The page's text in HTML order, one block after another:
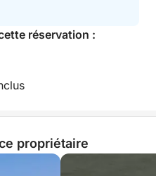
réservation :
propriétaire